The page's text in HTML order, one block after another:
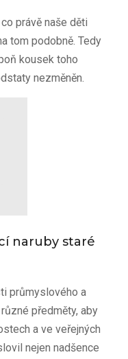
právě naše děti
tom podobně. Tedy
kousek toho
nezměněn.
naruby staré
průmyslového a
předměty, aby
a ve veřejných
nejen nadšence